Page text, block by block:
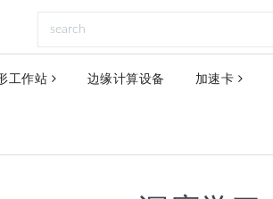
工作站 边缘计算设备 加速卡